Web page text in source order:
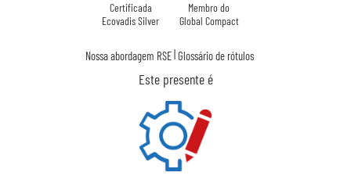
Certificada
Ecovadis Silver
Membro do
Global Compact
Nossa abordagem RSE|Glossário de rótulos
Este presente é